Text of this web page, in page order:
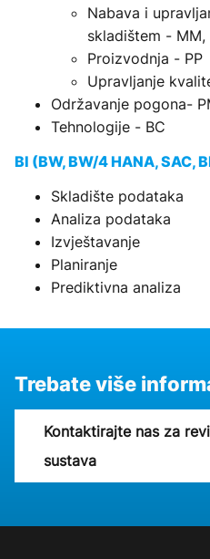
Nabava i
skladištem - MM,
Proizvodnja - PP
Upravljanje
Održavanje pogona-
Tehnologije - BC
BI (BW, BW/4 HANA, SAC,
Skladište podataka
Analiza podataka
Izvještavanje
Planiranje
Prediktivna analiza
Trebate više
Kontaktirajte nas za
sustava